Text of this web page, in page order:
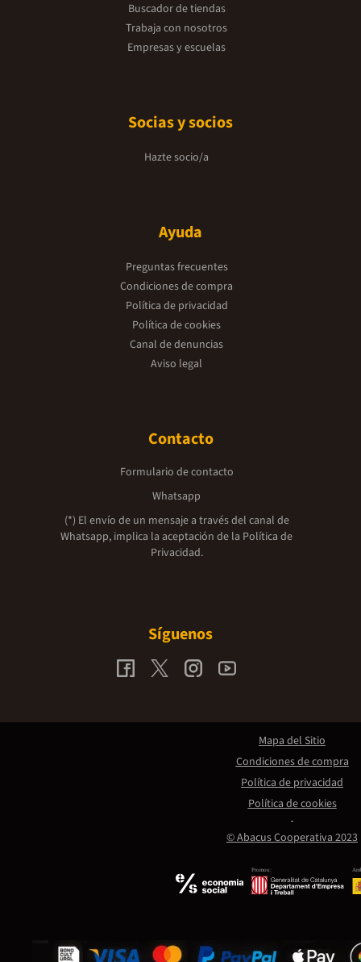
Buscador de tiendas
Trabaja con nosotros
Empresas y escuelas
Socias y socios
Hazte socio/a
Ayuda
Preguntas frecuentes
Condiciones de compra
Política de privacidad
Política de cookies
Canal de denuncias
Aviso legal
Contacto
Formulario de contacto
Whatsapp
(*) El envío de un mensaje a través del canal de
Whatsapp, implica la aceptación de la Política de
Privacidad.
Síguenos
Promou:
© Abacus Cooperativa 2023
Mapa del Sitio
Condiciones de compra
Política de privacidad
Política de cookies